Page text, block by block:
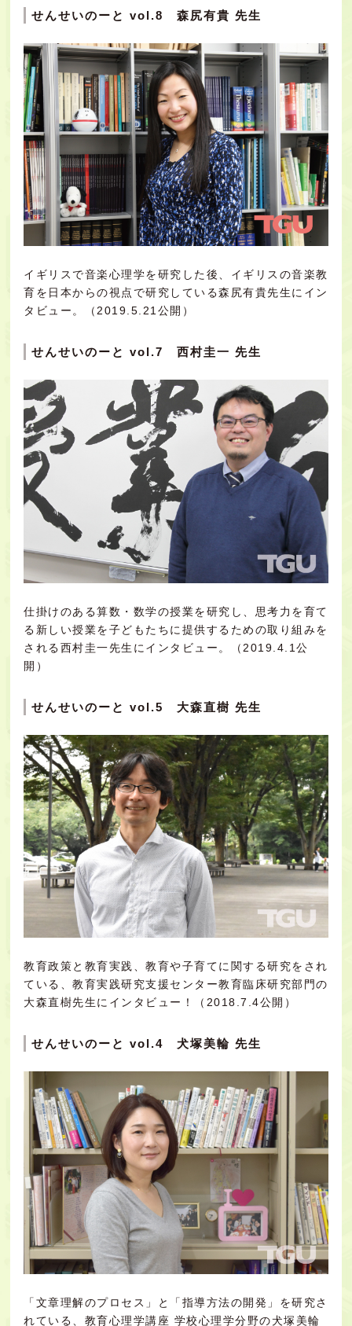
せんせいのーと vol.8 森尻有貴 先生
イギリスで音楽心理学を研究した後、イギリスの音楽教
育を日本からの視点で研究している森尻有貴先生にイン
タビュー。（2019.5.21公開）
せんせいのーと vol.7 西村圭一 先生
仕掛けのある算数・数学の授業を研究し、思考力を育て
る新しい授業を子どもたちに提供するための取り組みを
される西村圭一先生にインタビュー。（2019.4.1公
開）
せんせいのーと vol.5 大森直樹 先生
教育政策と教育実践、教育や子育てに関する研究をされ
ている、教育実践研究支援センター教育臨床研究部門の
大森直樹先生にインタビュー！（2018.7.4公開）
せんせいのーと vol.4 犬塚美輪 先生
「文章理解のプロセス」と「指導方法の開発」を研究さ
れている、教育心理学講座 学校心理学分野の犬塚美輪